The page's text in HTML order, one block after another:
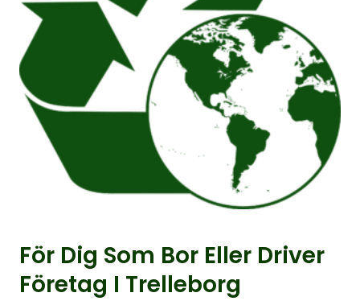
För Dig Som Bor Eller Driver
Företag I Trelleborg